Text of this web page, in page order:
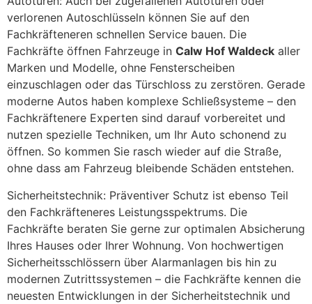
verlorenen Autoschlüsseln können Sie auf den
Fachkräfteneren schnellen Service bauen. Die
Fachkräfte öffnen Fahrzeuge in Calw Hof Waldeck aller
Marken und Modelle, ohne Fensterscheiben
einzuschlagen oder das Türschloss zu zerstören. Gerade
moderne Autos haben komplexe Schließsysteme – den
Fachkräftenere Experten sind darauf vorbereitet und
nutzen spezielle Techniken, um Ihr Auto schonend zu
öffnen. So kommen Sie rasch wieder auf die Straße,
ohne dass am Fahrzeug bleibende Schäden entstehen.
Sicherheitstechnik: Präventiver Schutz ist ebenso Teil
den Fachkräfteneres Leistungsspektrums. Die
Fachkräfte beraten Sie gerne zur optimalen Absicherung
Ihres Hauses oder Ihrer Wohnung. Von hochwertigen
Sicherheitsschlössern über Alarmanlagen bis hin zu
modernen Zutrittssystemen – die Fachkräfte kennen die
neuesten Entwicklungen in der Sicherheitstechnik und